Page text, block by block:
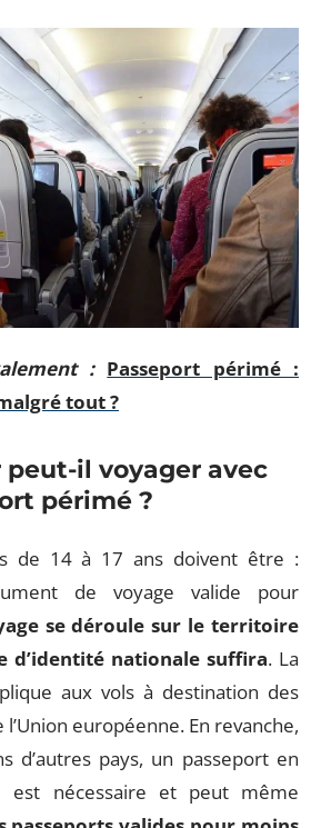
: Passeport périmé :
tout ?
peut-il voyager avec
périmé ?
de 14 à 17 ans doivent être :
de voyage valide pour
se déroule sur le territoire
d’identité nationale suffira. La
aux vols à destination des
européenne. En revanche,
d’autres pays, un passeport en
est nécessaire et peut même